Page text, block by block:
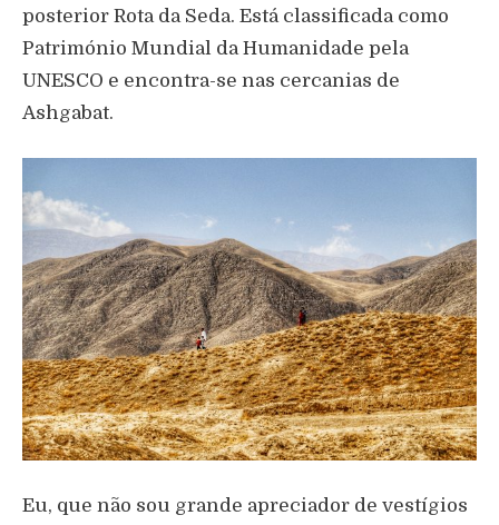
posterior Rota da Seda. Está classificada como
Património Mundial da Humanidade pela
UNESCO e encontra-se nas cercanias de
Ashgabat.
Eu, que não sou grande apreciador de vestígios